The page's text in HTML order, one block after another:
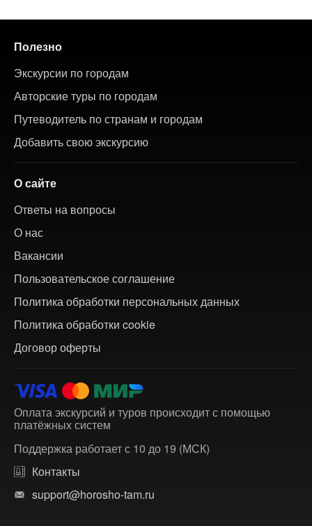
Полезно
Экскурсии по городам
Авторские туры по городам
Путеводитель по странам и городам
Добавить свою экскурсию
О сайте
Ответы на вопросы
О нас
Вакансии
Пользовательское соглашение
Политика обработки персональных данных
Политика обработки cookie
Договор оферты
Оплата экскурсий и туров происходит с помощью
платёжных систем
Поддержка работает с 10 до 19 (МСК)
Контакты
support@horosho-tam.ru